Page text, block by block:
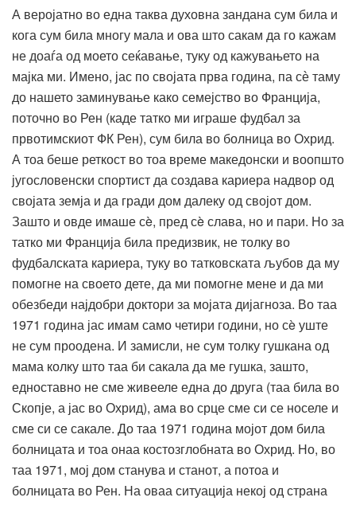
А веројатно во една таква духовна зандана сум била и
кога сум била многу мала и ова што сакам да го кажам
не доаѓа од моето сеќавање, туку од кажувањето на
мајка ми. Имено, јас по својата прва година, па сѐ таму
до нашето заминување како семејство во Франција,
поточно во Рен (каде татко ми играше фудбал за
првотимскиот ФК Рен), сум била во болница во Охрид.
А тоа беше реткост во тоа време македонски и воопшто
југословенски спортист да создава кариера надвор од
својата земја и да гради дом далеку од својот дом.
Зашто и овде имаше сè, пред сè слава, но и пари. Но за
татко ми Франција била предизвик, не толку во
фудбалската кариера, туку во татковската љубов да му
помогне на своето дете, да ми помогне мене и да ми
обезбеди најдобри доктори за мојата дијагноза. Во таа
1971 година јас имам само четири години, но сè уште
не сум проодена. И замисли, не сум толку гушкана од
мама колку што таа би сакала да ме гушка, зашто,
едноставно не сме живееле една до друга (таа била во
Скопје, а јас во Охрид), ама во срце сме си се носеле и
сме си се сакале. До таа 1971 година мојот дом била
болницата и тоа онаа костозглобната во Охрид. Но, во
таа 1971, мој дом станува и станот, а потоа и
болницата во Рен. На оваа ситуација некој од страна